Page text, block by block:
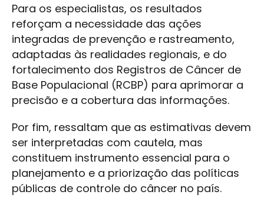
Para os especialistas, os resultados
reforçam a necessidade das ações
integradas de prevenção e rastreamento,
adaptadas às realidades regionais, e do
fortalecimento dos Registros de Câncer de
Base Populacional (RCBP) para aprimorar a
precisão e a cobertura das informações.
Por fim, ressaltam que as estimativas devem
ser interpretadas com cautela, mas
constituem instrumento essencial para o
planejamento e a priorização das políticas
públicas de controle do câncer no país.